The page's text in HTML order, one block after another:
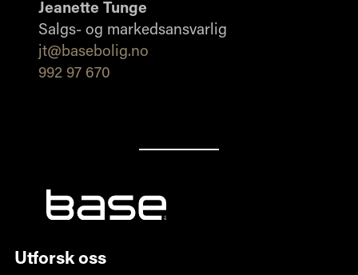
Jeanette Tunge
Salgs- og markedsansvarlig
jt@basebolig.no
992 97 670
Utforsk oss